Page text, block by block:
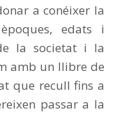
a conéixer la
edats i
la societat i la
amb un llibre de
que recull fins a
passar a la